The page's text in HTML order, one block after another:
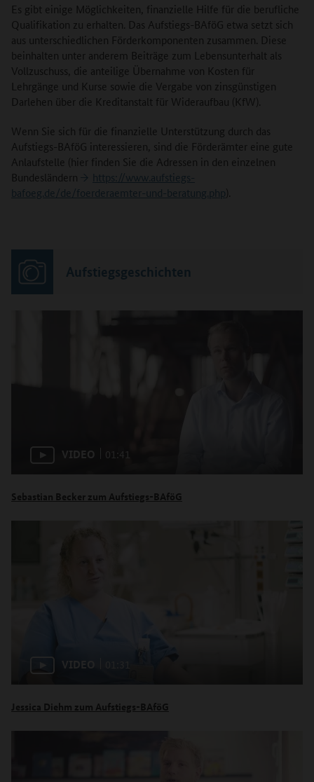
Es gibt einige Möglichkeiten, finanzielle Hilfe für die berufliche
Qualifikation zu erhalten. Das Aufstiegs-BAföG etwa setzt sich
aus unterschiedlichen Förderkomponenten zusammen. Diese
beinhalten unter anderem Beiträge zum Lebensunterhalt als
Vollzuschuss, die anteilige Übernahme von Kosten für
Lehrgänge und Kurse sowie die Vergabe von zinsgünstigen
Darlehen über die Kreditanstalt für Wideraufbau (KfW).
Wenn Sie sich für die finanzielle Unterstützung durch das
Aufstiegs-BAföG interessieren, sind die Förderämter eine gute
Anlaufstelle (hier finden Sie die Adressen in den einzelnen
Bundesländern
https://www.aufstiegs-
bafoeg.de/de/foerderaemter-und-beratung.php).
Aufstiegsgeschichten
Sebastian Becker zum Aufstiegs-BAföG
VIDEO 01:41
Jessica Diehm zum Aufstiegs-BAföG
VIDEO